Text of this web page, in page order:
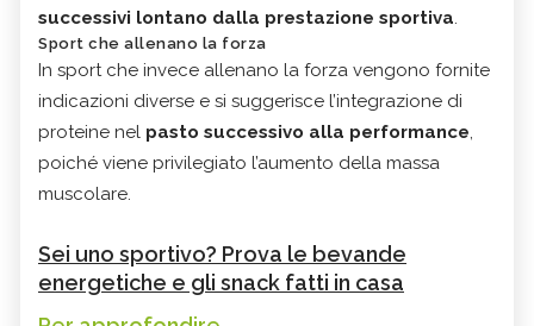
successivi lontano dalla prestazione sportiva.
Sport che allenano la forza
In sport che invece allenano la forza vengono fornite
indicazioni diverse e si suggerisce l’integrazione di
proteine nel pasto successivo alla performance,
poiché viene privilegiato l’aumento della massa
muscolare.
Sei uno sportivo? Prova le bevande
energetiche e gli snack fatti in casa